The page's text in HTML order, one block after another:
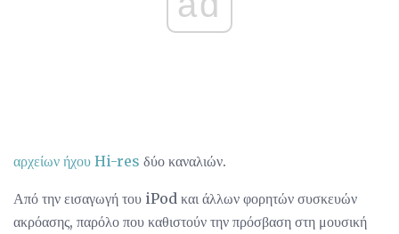
αρχείων ήχου Hi-res δύο καναλιών.
Από την εισαγωγή του iPod και άλλων φορητών συσκευών
ακρόασης, παρόλο που καθιστούν την πρόσβαση στη μουσική